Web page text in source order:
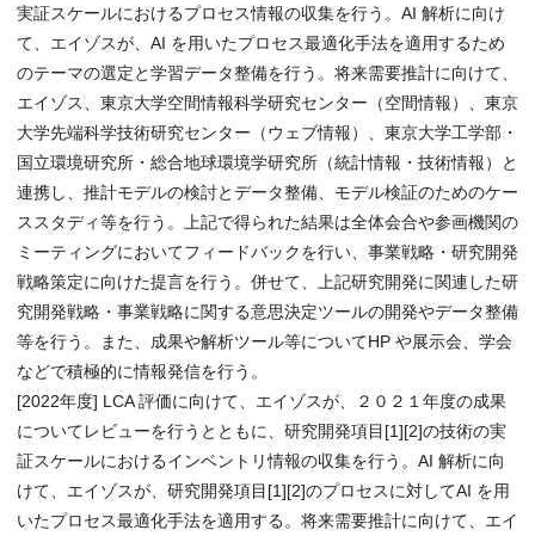
実証スケールにおけるプロセス情報の収集を行う。AI 解析に向け
て、エイゾスが、AI を用いたプロセス最適化手法を適用するため
のテーマの選定と学習データ整備を行う。将来需要推計に向けて、
エイゾス、東京大学空間情報科学研究センター（空間情報）、東京
大学先端科学技術研究センター（ウェブ情報）、東京大学工学部・
国立環境研究所・総合地球環境学研究所（統計情報・技術情報）と
連携し、推計モデルの検討とデータ整備、モデル検証のためのケー
ススタディ等を行う。上記で得られた結果は全体会合や参画機関の
ミーティングにおいてフィードバックを行い、事業戦略・研究開発
戦略策定に向けた提言を行う。併せて、上記研究開発に関連した研
究開発戦略・事業戦略に関する意思決定ツールの開発やデータ整備
等を行う。また、成果や解析ツール等についてHP や展示会、学会
などで積極的に情報発信を行う。
[2022年度] LCA 評価に向けて、エイゾスが、２０２１年度の成果
についてレビューを行うとともに、研究開発項目[1][2]の技術の実
証スケールにおけるインベントリ情報の収集を行う。AI 解析に向
けて、エイゾスが、研究開発項目[1][2]のプロセスに対してAI を用
いたプロセス最適化手法を適用する。将来需要推計に向けて、エイ